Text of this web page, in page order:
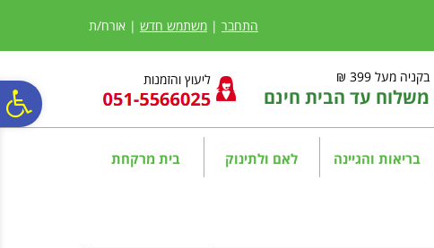
נגישות
אתר
המרכזי התחבר | משתמש חדש | אורח/ת
בקניה מעל 399 ₪
משלוח עד הבית חינם
ליעוץ והזמנות
בריאות והגיינה לאם ולתינוק בית מרקחת